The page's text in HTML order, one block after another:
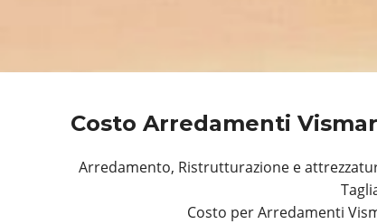
Costo Arredamenti
Arredamento, Ristrutturazione e
Costo per Arredamenti